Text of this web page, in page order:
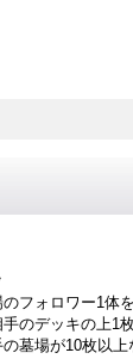
フォロワー1体
手のデッキの上1
墓場が10枚以